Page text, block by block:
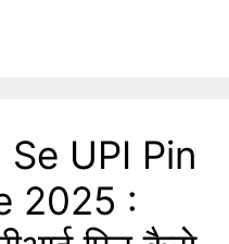
UPI Pin
2025 :